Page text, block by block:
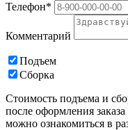
Телефон*
Комментарий
Подъем
Сборка
Стоимость подъема и
после оформления
можно ознакомиться в